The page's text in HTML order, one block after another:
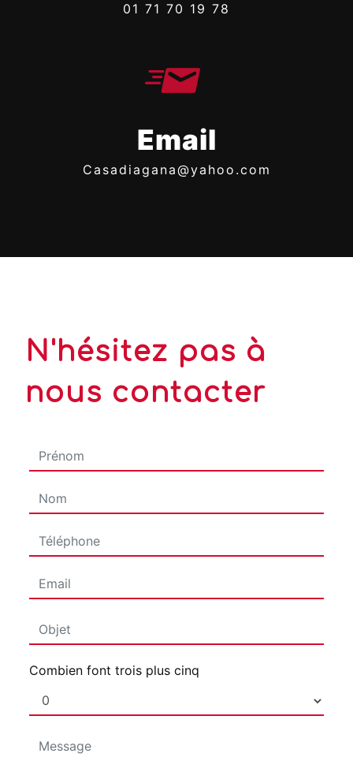
01 71 70 19 78
Email
casadiagana@yahoo.com
N'hésitez pas à
nous contacter
Combien font trois plus cinq